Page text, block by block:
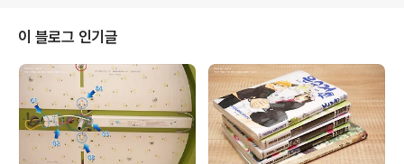
도 파네요? 한쪽에는 MD 상품들을 구매할 수도 있습니다.
드디어 주문!!! 버거메뉴는 저렇습니다. 저희는 기본적인 쉑
버거(Shack Burger) 먹었어요. 들어가서 딱 보이는 내부
는 작다~ 싶은데.. 내부로 굉장히 길게 공간이 들어가 있습
니다. 아주 크지도 작지도 않은 적당한 사이즈 같아요. 물
론..
이 블로그 인기글